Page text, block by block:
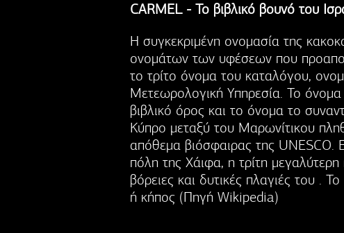
CARMEL - Το βιβλικό βουνό του
Η συγκεκριμένη ονομασία της
ονομάτων των υφέσεων που
το τρίτο όνομα του καταλόγου,
Μετεωρολογική Υπηρεσία. Το όνομα
βιβλικό όρος και το όνομα το
Κύπρο μεταξύ του Μαρωνίτικου
απόθεμα βιόσφαιρας της UNESCO.
πόλη της Χάιφα, η τρίτη
βόρειες και δυτικές πλαγιές του .
ή κήπος (Πηγή Wikipedia)